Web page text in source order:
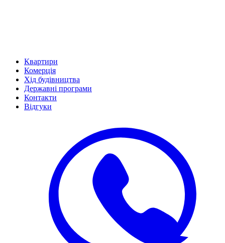
Квартири
Комерція
Хід будівництва
Державні програми
Контакти
Відгуки